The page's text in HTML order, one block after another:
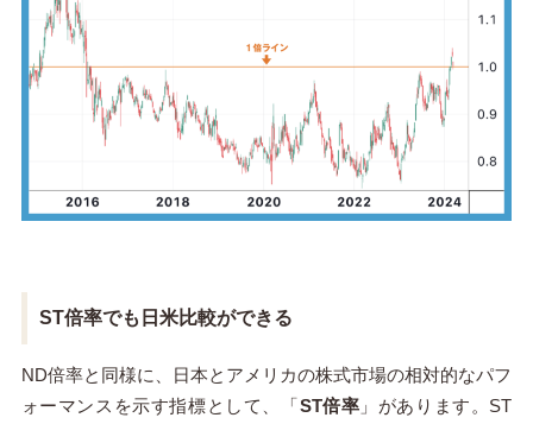
ST倍率でも日米比較ができる
ND倍率と同様に、日本とアメリカの株式市場の相対的なパフ
ォーマンスを示す指標として、「ST倍率 」があります。ST